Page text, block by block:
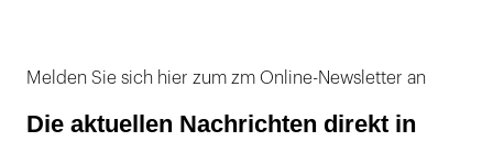
Melden Sie sich hier zum zm Online-Newsletter an
Die aktuellen Nachrichten direkt in